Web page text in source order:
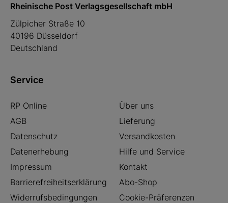
Rheinische Post Verlagsgesellschaft mbH
Zülpicher Straße 10
40196 Düsseldorf
Deutschland
Service
RP Online
Über uns
AGB
Lieferung
Datenschutz
Versandkosten
Datenerhebung
Hilfe und Service
Impressum
Kontakt
Barrierefreiheitserklärung
Abo-Shop
Widerrufsbedingungen
Cookie-Präferenzen